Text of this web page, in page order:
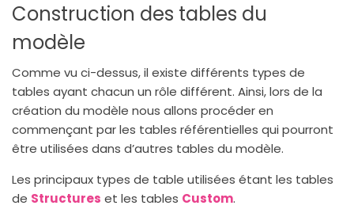
Construction des tables du
modèle
Comme vu ci-dessus, il existe différents types de
tables ayant chacun un rôle différent. Ainsi, lors de la
création du modèle nous allons procéder en
commençant par les tables référentielles qui pourront
être utilisées dans d’autres tables du modèle.
Les principaux types de table utilisées étant les tables
de Structures et les tables Custom.